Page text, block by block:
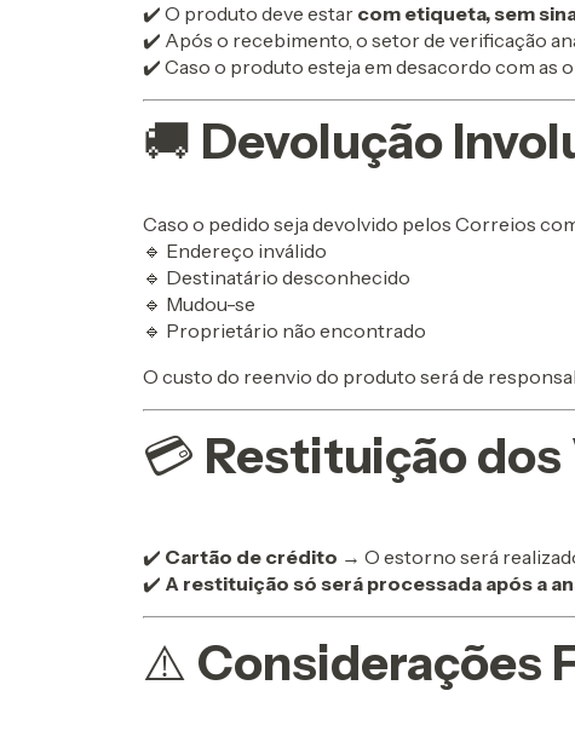
✔️ O produto deve estar com etiqueta, sem
✔️ Após o recebimento, o setor de verificação
✔️ Caso o produto esteja em desacordo com as
🚚 Devolução
Caso o pedido seja devolvido pelos Correios
🔹 Endereço inválido
🔹 Destinatário desconhecido
🔹 Mudou-se
🔹 Proprietário não encontrado
O custo do reenvio do produto será de
💳 Restituição dos
✔️ Cartão de crédito → O estorno será
✔️ A restituição só será processada após a
⚠️ Considerações